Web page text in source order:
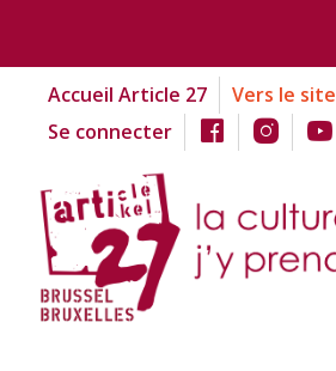
Accueil Article 27
Vers le
Se connecter